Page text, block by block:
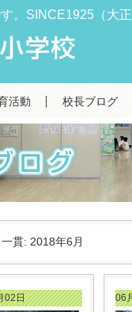
。SINCE1925（大
活動 校長ブログ
貫: 2018年6月
02日 06